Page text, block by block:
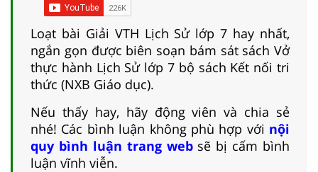
Loạt bài Giải VTH Lịch Sử lớp 7 hay nhất,
ngắn gọn được biên soạn bám sát sách Vở
thực hành Lịch Sử lớp 7 bộ sách Kết nối tri
thức (NXB Giáo dục).
Nếu thấy hay, hãy động viên và chia sẻ
nhé! Các bình luận không phù hợp với nội
quy bình luận trang websẽ bị cấm bình
luận vĩnh viễn.